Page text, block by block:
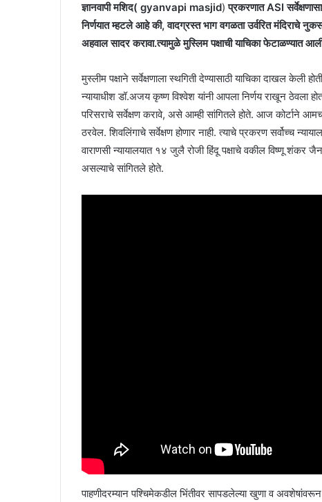
ज्ञानवापी मशिद( gyanvapi masjid)प्रकरणात ASI
निर्णयात म्हटले आहे की, वादग्रस्त भाग वगळता उर्वरित मंदिराचे
अहवाल सादर करावा.त्यामुळे मुस्लिम पक्षाची याचिका फेटाळण्यात
मुस्लीम पक्षाने सर्वेक्षणाला स्थगिती देण्यासाठी याचिका दाखल केली
न्यायाधीश डॉ.अजय कृष्ण विश्वेश यांनी आपला निर्णय राखून ठेवला
परिसराचे सर्वेक्षण करावे, असे आम्ही सांगितले होते. आज कोर्टाने
ठरवेल. शिवलिंगाचे सर्वेक्षण होणार नाही. त्याचे प्रकरण सर्वोच्च
वाराणसी न्यायालयात १४ जुलै रोजी हिंदू पक्षाचे वकील विष्णू शंकर
असल्याचे सांगितले होते.
पाहणीदरम्यान पश्चिमेकडील भिंतीवर सापडलेल्या खुणा व अवशेषांवरून